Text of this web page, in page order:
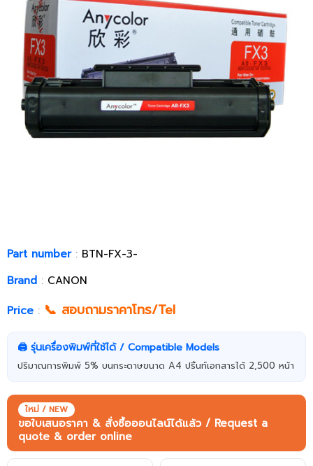
Part number: BTN-FX-3-
Brand : CANON
Price : 📞 สอบถามราคาโทร/Tel
🖨️ รุ่นเครื่องพิมพ์ที่ใช้ได้ / Compatible Models
ปริมาณการพิมพ์ 5% บนกระดาษขนาด A4 ปริ้นท์เอกสารได้ 2,500 หน้า
ใหม่ / NEW
ขอใบเสนอราคา & สั่งซื้อออนไลน์ได้แล้ว / Request a
quote & order online